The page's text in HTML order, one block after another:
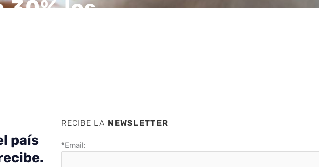
30% los
país
RECIBE LA NEWSLETTER
*Email: